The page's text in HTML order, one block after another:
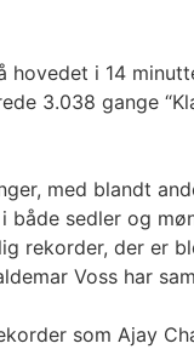
hovedet i 14
3.038 gange
med blandt
både sedler og
rekorder, der er
Voss har
som Ajay